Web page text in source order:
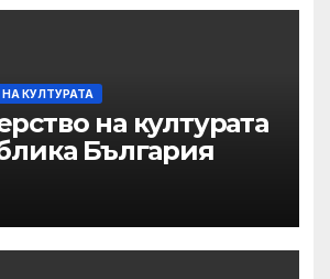
КУЛТУРАТА
на културата
България